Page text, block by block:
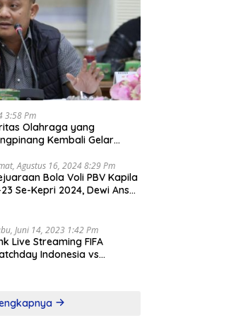
3:58 Pm
Olahraga yang
Kembali Gelar
Agustus 16, 2024 8:29 Pm
Bola Voli PBV Kapila
Se-Kepri 2024, Dewi Ansar
Juni 14, 2023 1:42 Pm
Live Streaming FIFA
Indonesia vs